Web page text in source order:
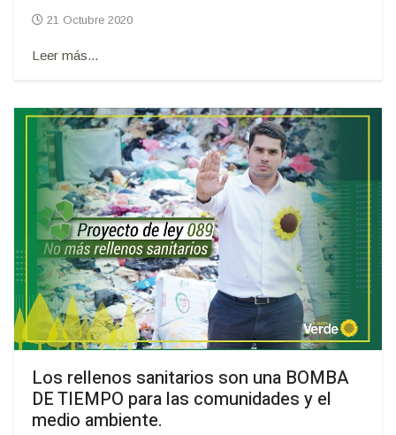
21 Octubre 2020
Leer más...
Los rellenos sanitarios son una BOMBA
DE TIEMPO para las comunidades y el
medio ambiente.